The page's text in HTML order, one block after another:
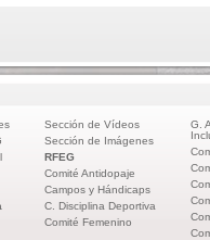
Sección de Vídeos
Sección de Imágenes
RFEG
Comité Antidopaje
Campos y Hándicaps
C. Disciplina Deportiva
Comité Femenino
G.